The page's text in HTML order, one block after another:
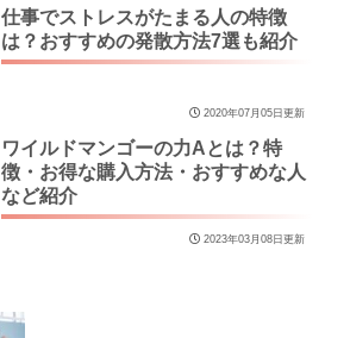
仕事でストレスがたまる人の特徴
は？おすすめの発散方法7選も紹介
2020年07月05日更新
ワイルドマンゴーの力Aとは？特
徴・お得な購入方法・おすすめな人
など紹介
2023年03月08日更新